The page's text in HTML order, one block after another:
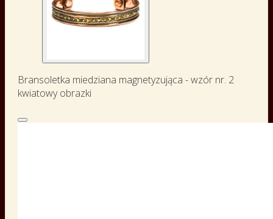
Bransoletka miedziana magnetyzująca - wzór nr. 2
kwiatowy obrazki